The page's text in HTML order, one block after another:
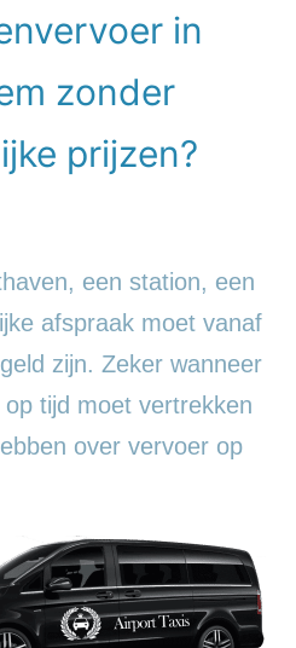
in
zonder
prijzen?
een station, een
afspraak moet vanaf
zijn. Zeker wanneer
tijd moet vertrekken
over vervoer op